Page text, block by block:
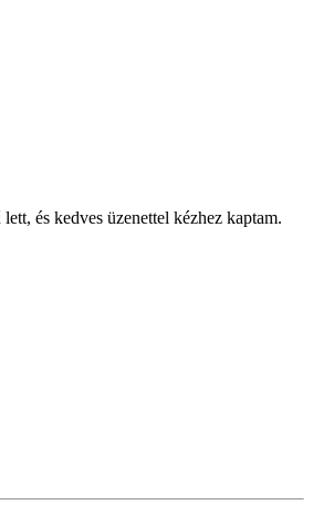
és kedves üzenettel kézhez kaptam.